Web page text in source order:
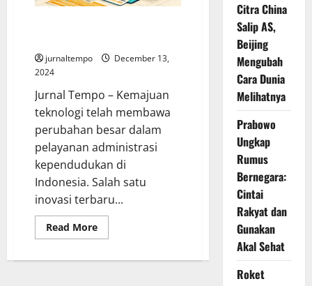
jurnaltempo
December 13,
2024
Jurnal Tempo – Kemajuan
teknologi telah membawa
perubahan besar dalam
pelayanan administrasi
kependudukan di
Indonesia. Salah satu
inovasi terbaru...
Read MoreRead
more
Citra China
Salip AS,
Beijing
Mengubah
Cara Dunia
Melihatnya
Prabowo
Ungkap
Rumus
Bernegara:
Cintai
Rakyat dan
Gunakan
Akal Sehat
Roket